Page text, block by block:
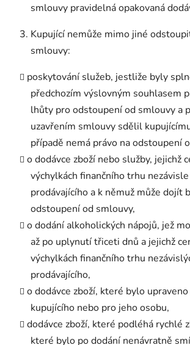
smlouvy pravidelná opakovaná
Kupující nemůže mimo jiné
smlouvy:
poskytování služeb, jestliže byly
předchozím výslovným souhlasem
lhůty pro odstoupení od smlouvy a
uzavřením smlouvy sdělil
případě nemá právo na odstoupení
o dodávce zboží nebo služby, jejichž
výchylkách finančního trhu
prodávajícího a k němuž může dojít
odstoupení od smlouvy,
o dodání alkoholických nápojů, jež
až po uplynutí třiceti dnů a jejichž
výchylkách finančního trhu
prodávajícího,
o dodávce zboží, které bylo
kupujícího nebo pro jeho osobu,
dodávce zboží, které podléhá rychlé
které bylo po dodání nenávratně